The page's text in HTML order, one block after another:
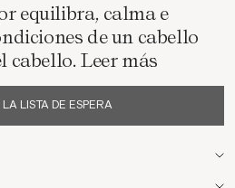
equilibra, calma e
de un cabello
cabello. Leer más
LISTA DE ESPERA